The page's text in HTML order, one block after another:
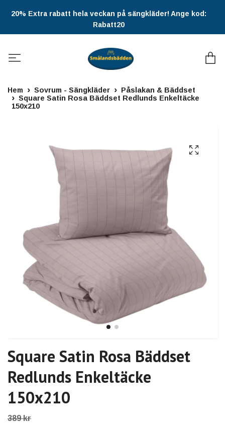
20% Extra rabatt hela veckan på sängkläder! Ange kod:
Rabatt20
Hem Sovrum - Sängkläder
Påslakan & Bäddset
Square Satin Rosa Bäddset Redlunds Enkeltäcke
150x210
Square Satin Rosa Bäddset
Redlunds Enkeltäcke
150x210
389 kr